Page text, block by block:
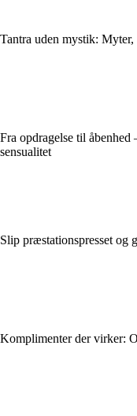
Tantra uden mystik:
Fra opdragelse til
sensualitet
Slip præstationspresset og
Komplimenter der virker: